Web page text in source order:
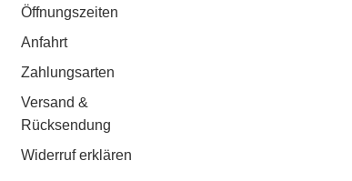
Öffnungszeiten
Anfahrt
Zahlungsarten
Versand &
Rücksendung
Widerruf erklären